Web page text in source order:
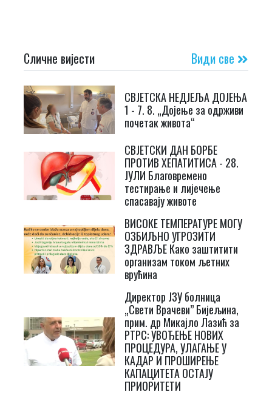
Сличне вијести Види све
СВЈЕТСКА НЕДЈЕЉА ДОЈЕЊА
1 - 7. 8. „Дојење за одрживи
почетак живота“
СВЈЕТСКИ ДАН БОРБЕ
ПРОТИВ ХЕПАТИТИСА - 28.
ЈУЛИ Благовремено
тестирање и лијечење
спасавају животе
ВИСОКЕ ТЕМПЕРАТУРЕ МОГУ
ОЗБИЉНО УГРОЗИТИ
ЗДРАВЉЕ Како заштитити
организам током љетних
врућина
Директор ЈЗУ болница
„Свети Врачеви” Бијељина,
прим. др Микајло Лазић за
РТРС: УВОЂЕЊЕ НОВИХ
ПРОЦЕДУРА, УЛАГАЊЕ У
КАДАР И ПРОШИРЕЊЕ
КАПАЦИТЕТА ОСТАЈУ
ПРИОРИТЕТИ